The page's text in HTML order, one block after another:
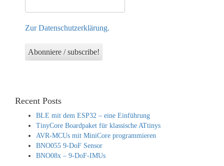
Zur Datenschutzerklärung.
Recent Posts
BLE mit dem ESP32 – eine Einführung
TinyCore Boardpaket für klassische ATtinys
AVR-MCUs mit MiniCore programmieren
BNO055 9-DoF Sensor
BNO08x – 9-DoF-IMUs